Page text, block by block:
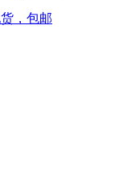
，包邮